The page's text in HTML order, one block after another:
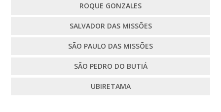
ROQUE GONZALES
SALVADOR DAS MISSÕES
SÃO PAULO DAS MISSÕES
SÃO PEDRO DO BUTIÁ
UBIRETAMA